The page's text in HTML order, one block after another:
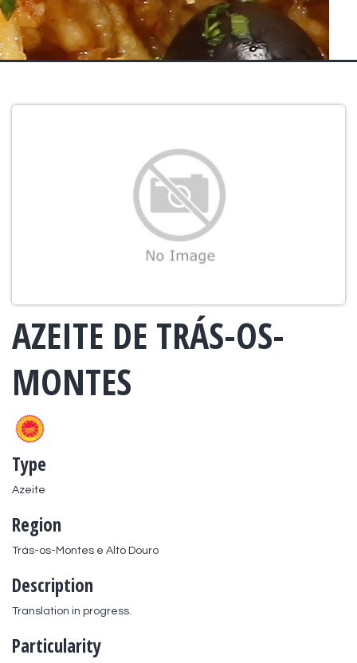
AZEITE DE TRÁS-OS-
MONTES
Type
Azeite
Region
Trás-os-Montes e Alto Douro
Description
Translation in progress.
Particularity